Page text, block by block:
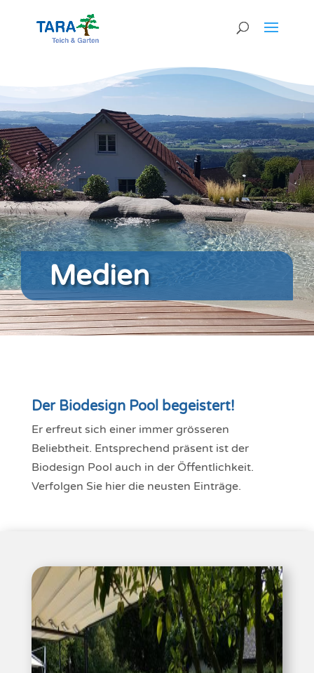
Medien
Der Biodesign Pool begeistert!
Er erfreut sich einer immer grösseren
Beliebtheit. Entsprechend präsent ist der
Biodesign Pool auch in der Öffentlichkeit.
Verfolgen Sie hier die neusten Einträge.